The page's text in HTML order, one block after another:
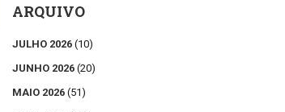
ARQUIVO
JULHO 2026 (10)
JUNHO 2026 (20)
MAIO 2026 (51)